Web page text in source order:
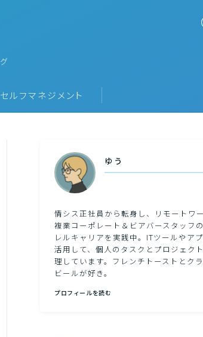
セルフマネジメント
ゆう
情シス正社員から転身し、リモートワ
複業コーポレート＆ビアバースタッフ
レルキャリアを実践中。ITツールやア
活用して、個人のタスクとプロジェク
理しています。フレンチトーストとク
ビールが好き。
プロフィールを読む